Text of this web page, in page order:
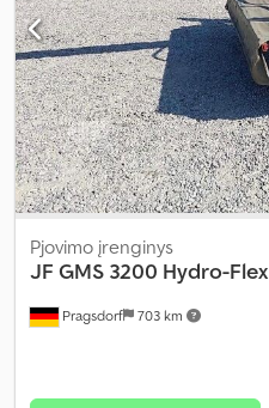
Pragsdorf 703 km
Pjovimo įrenginys
JF GMS 3200 Hydro-Flex